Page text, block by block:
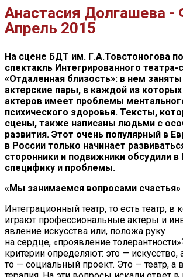
Анастасия Долгашева -
Апрель 2015
На сцене БДТ им. Г.А.Товстоногова
спектакль Интегрированного театра-
«Отдаленная близость»: в нем
актерские пары, в каждой из
актеров имеет проблемы
психического здоровья. Тексты,
сцены, также написаны людьми с
развития. Этот очень популярный в
в России только начинает
сторонники и подвижники обсудили в
специфику и проблемы.
«Мы занимаемся вопросами счастья»
Интеграционный театр, то есть театр, в
играют профессиональные актеры и
явление искусства или, положа руку
на сердце, «проявление
критерии определяют: это — искусство,
то — социальный проект. Это — театр, а